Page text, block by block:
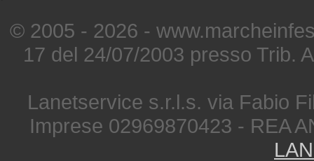
© 2005 - 2026 -
17 del 24/07/2003 presso Trib.
Lanetservice s.r.l.s. via Fabio
Imprese 02969870423 - REA